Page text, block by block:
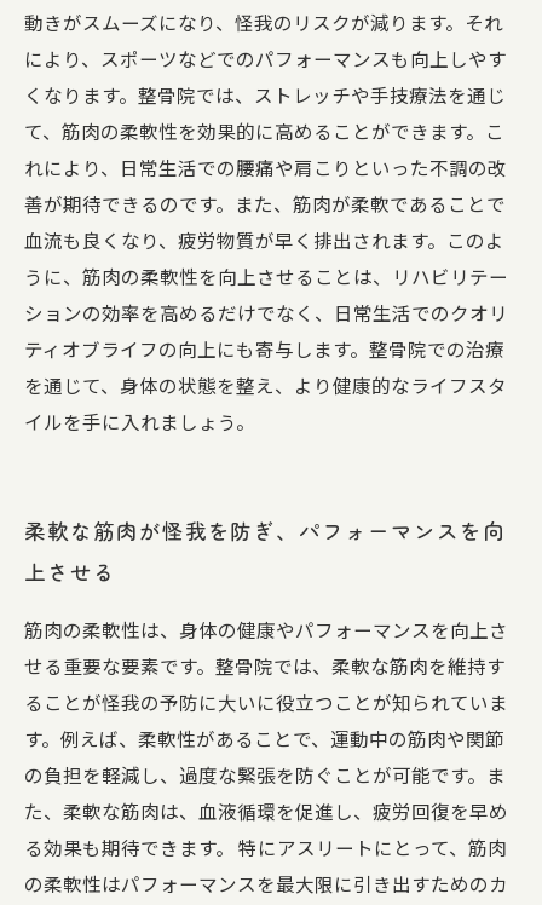
動きがスムーズになり、怪我のリスクが減ります。それ
により、スポーツなどでのパフォーマンスも向上しやす
くなります。整骨院では、ストレッチや手技療法を通じ
て、筋肉の柔軟性を効果的に高めることができます。こ
れにより、日常生活での腰痛や肩こりといった不調の改
善が期待できるのです。また、筋肉が柔軟であることで
血流も良くなり、疲労物質が早く排出されます。このよ
うに、筋肉の柔軟性を向上させることは、リハビリテー
ションの効率を高めるだけでなく、日常生活でのクオリ
ティオブライフの向上にも寄与します。整骨院での治療
を通じて、身体の状態を整え、より健康的なライフスタ
イルを手に入れましょう。
柔軟な筋肉が怪我を防ぎ、パフォーマンスを向
上させる
筋肉の柔軟性は、身体の健康やパフォーマンスを向上さ
せる重要な要素です。整骨院では、柔軟な筋肉を維持す
ることが怪我の予防に大いに役立つことが知られていま
す。例えば、柔軟性があることで、運動中の筋肉や関節
の負担を軽減し、過度な緊張を防ぐことが可能です。ま
た、柔軟な筋肉は、血液循環を促進し、疲労回復を早め
る効果も期待できます。 特にアスリートにとって、筋肉
の柔軟性はパフォーマンスを最大限に引き出すためのカ